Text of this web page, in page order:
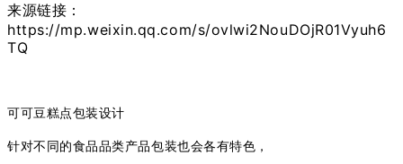
来源链接：
https://mp.weixin.qq.com/s/ovlwi2NouDOjR01Vyuh6
TQ
可可豆糕点包装设计
针对不同的食品品类产品包装也会各有特色，